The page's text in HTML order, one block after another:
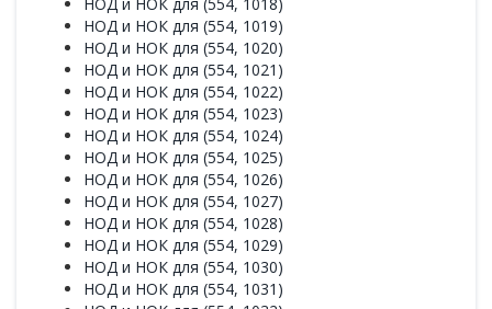
НОД и НОК для (554, 1019)
НОД и НОК для (554, 1020)
НОД и НОК для (554, 1021)
НОД и НОК для (554, 1022)
НОД и НОК для (554, 1023)
НОД и НОК для (554, 1024)
НОД и НОК для (554, 1025)
НОД и НОК для (554, 1026)
НОД и НОК для (554, 1027)
НОД и НОК для (554, 1028)
НОД и НОК для (554, 1029)
НОД и НОК для (554, 1030)
НОД и НОК для (554, 1031)